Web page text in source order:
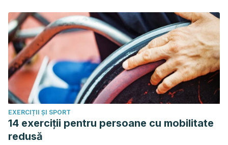
EXERCIȚII ȘI SPORT
14 exerciții pentru persoane cu mobilitate
redusă